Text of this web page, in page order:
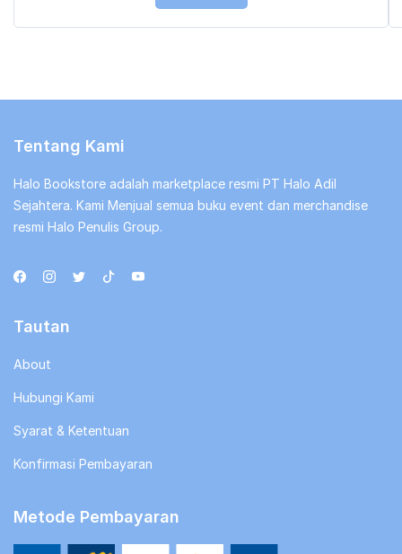
Tentang Kami
Halo Bookstore adalah marketplace resmi PT Halo Adil
Sejahtera. Kami Menjual semua buku event dan merchandise
resmi Halo Penulis Group.
Tautan
About
Hubungi Kami
Syarat & Ketentuan
Konfirmasi Pembayaran
Metode Pembayaran